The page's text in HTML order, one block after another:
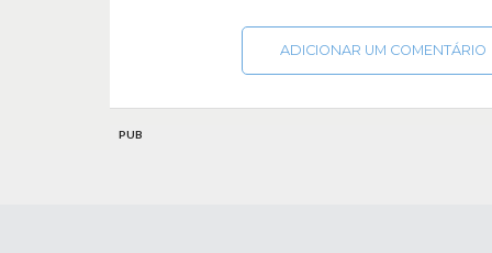
ADICIONAR UM COMENTÁRIO
PUB